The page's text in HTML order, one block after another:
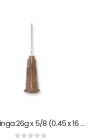
Ace seringa 26g x 5/8 (0.45 x 16 mm) – 100 buc, maro